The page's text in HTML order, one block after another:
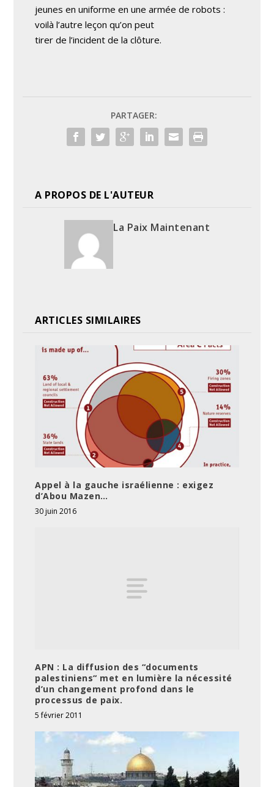
jeunes en uniforme en une armée de robots :
voilà l’autre leçon qu’on peut
tirer de l’incident de la clôture.
PARTAGER:
A PROPOS DE L'AUTEUR
La Paix Maintenant
ARTICLES SIMILAIRES
Appel à la gauche israélienne : exigez
d’Abou Mazen…
30 juin 2016
APN : La diffusion des “documents
palestiniens“ met en lumière la nécessité
d’un changement profond dans le
processus de paix.
5 février 2011